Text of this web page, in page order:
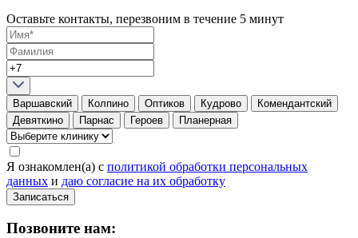
Оставьте контакты, перезвоним в течение 5 минут
Варшавский Колпино Оптиков Кудрово
Комендантский
Девяткино
Парнас Героев Планерная
Я ознакомлен(а) с политикой обработки персональных
данных и даю согласие на их обработку
Записаться
Позвоните нам: